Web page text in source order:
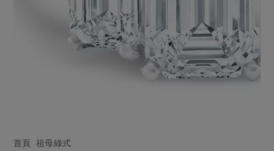
首頁 祖母綠式